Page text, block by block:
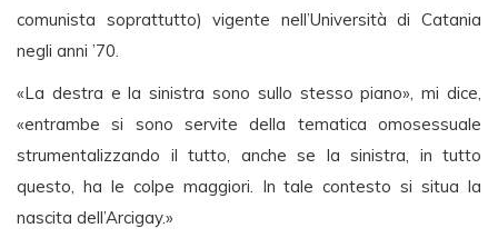
comunista soprattutto) vigente nell’Università di Catania
negli anni ’70.
«La destra e la sinistra sono sullo stesso piano», mi dice,
«entrambe si sono servite della tematica omosessuale
strumentalizzando il tutto, anche se la sinistra, in tutto
questo, ha le colpe maggiori. In tale contesto si situa la
nascita dell’Arcigay.»